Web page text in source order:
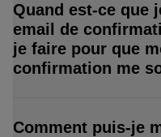
Quand est-ce que
email de
je faire pour que
confirmation me
Comment puis-je